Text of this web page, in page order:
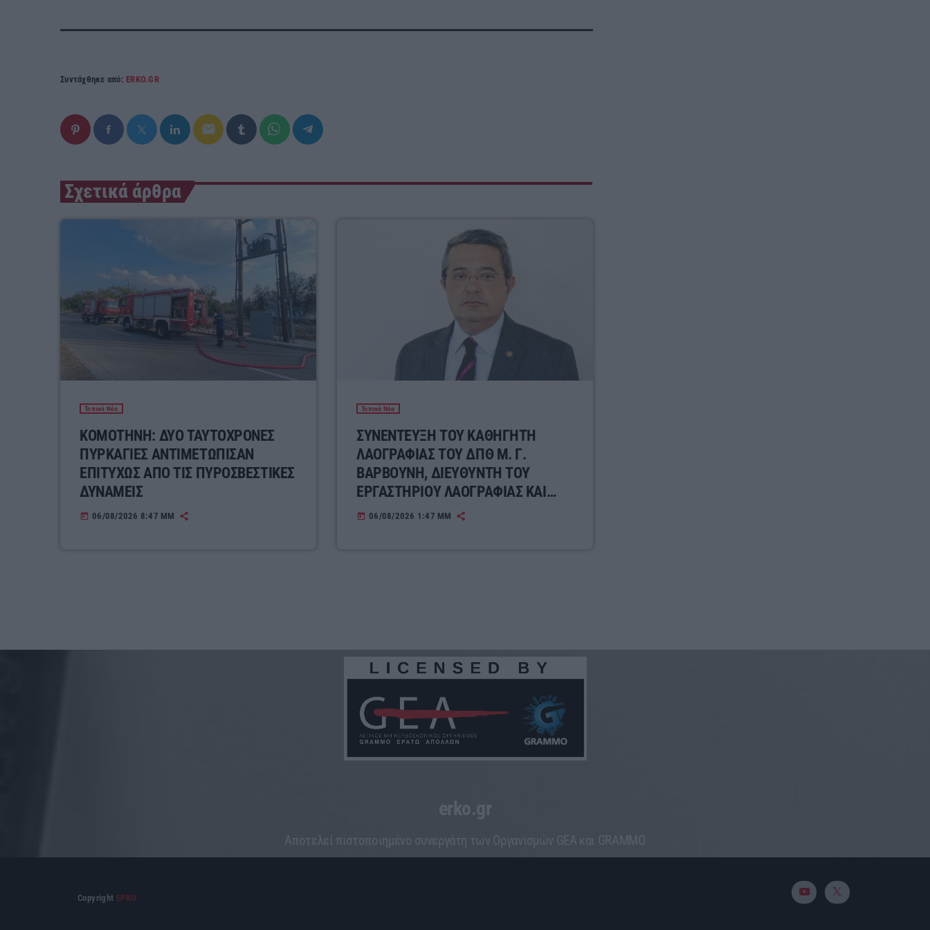
Συντάχθηκε από: ERKO.GR
email
Σχετικά άρθρα
Τοπικά Νέα
ΚΟΜΟΤΗΝΗ: ΔΥΟ ΤΑΥΤΟΧΡΟΝΕΣ
ΠΥΡΚΑΓΙΕΣ ΑΝΤΙΜΕΤΩΠΙΣΑΝ
ΕΠΙΤΥΧΩΣ ΑΠΟ ΤΙΣ ΠΥΡΟΣΒΕΣΤΙΚΕΣ
ΔΥΝΑΜΕΙΣ
today 06/08/2026 8:47 ΜΜ
Τοπικά Νέα
ΣΥΝΕΝΤΕΥΞΗ ΤΟΥ ΚΑΘΗΓΗΤΗ
ΛΑΟΓΡΑΦΙΑΣ ΤΟΥ ΔΠΘ Μ. Γ.
ΒΑΡΒΟΥΝΗ, ΔΙΕΥΘΥΝΤΗ ΤΟΥ
ΕΡΓΑΣΤΗΡΙΟΥ ΛΑΟΓΡΑΦΙΑΣ ΚΑΙ
ΚΟΙΝΩΝΙΚΗΣ ΑΝΘΡΩΠΟΛΟΓΙΑΣ ΓΙΑ
today 06/08/2026 1:47 ΜΜ
erko.gr
Aποτελεί πιστοποιημένο συνεργάτη των Οργανισμών GEA και GRAMMO
Copyright ΕΡΚΟ